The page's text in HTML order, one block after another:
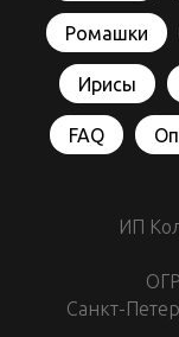
Ромашки
Ирисы
FAQ
ИП
Санкт-